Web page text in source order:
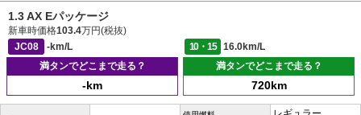
1.3 AX Eパッケージ
新車時価格103.4万円(税抜)
JC08
-km/L 10・15
16.0km/L
満タンでどこまで走る？
-km
満タンでどこまで走る？
720km